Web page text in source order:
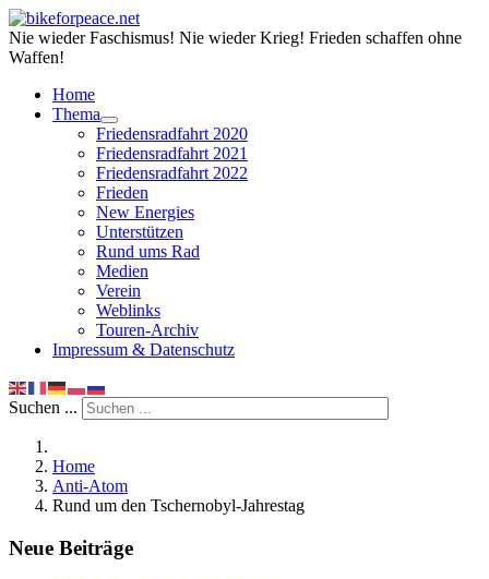
Nie wieder Faschismus! Nie wieder Krieg! Frieden schaffen ohne
Waffen!
Home
Thema
Friedensradfahrt 2020
Friedensradfahrt 2021
Friedensradfahrt 2022
Frieden
New Energies
Unterstützen
Rund ums Rad
Medien
Verein
Weblinks
Touren-Archiv
Impressum & Datenschutz
Suchen ...
Home
Anti-Atom
Rund um den Tschernobyl-Jahrestag
Neue Beiträge